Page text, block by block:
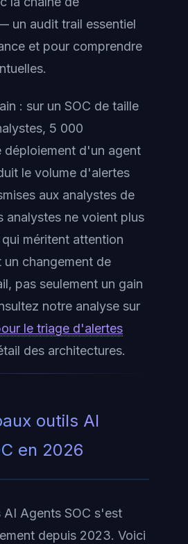
un audit trail essentiel
et pour comprendre
: sur un SOC de taille
5 000
déploiement d'un agent
le volume d'alertes
aux analystes de
analystes ne voient plus
méritent attention
un changement de
pas seulement un gain
notre analyse sur
le triage d'alertes
des architectures.
outils AI
en 2026
AI Agents SOC s'est
depuis 2023. Voici